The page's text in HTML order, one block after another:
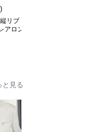
リブ
アロン
と見る